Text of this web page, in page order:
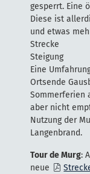
gesperrt. Eine
Diese ist
und etwas
Eine
Ortsende
Sommerferien
aber nicht
Nutzung der
Langenbrand.
Tour de Murg:
neue